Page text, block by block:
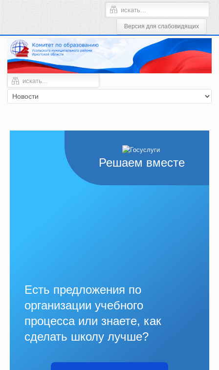
Решаем вместе
Есть предложения по
организации учебного
процесса или знаете, как
сделать школу лучше?